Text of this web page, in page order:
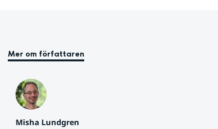
Mer om författaren
Misha Lundgren